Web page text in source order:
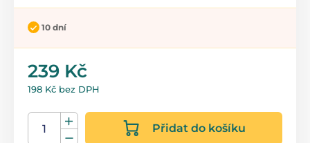
10 dní
239 Kč
198 Kč bez DPH
Přidat do košíku